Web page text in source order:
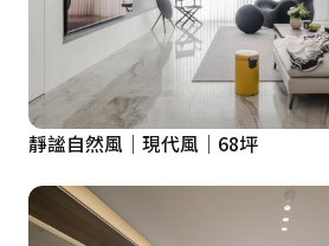
靜謐自然風│現代風│68坪